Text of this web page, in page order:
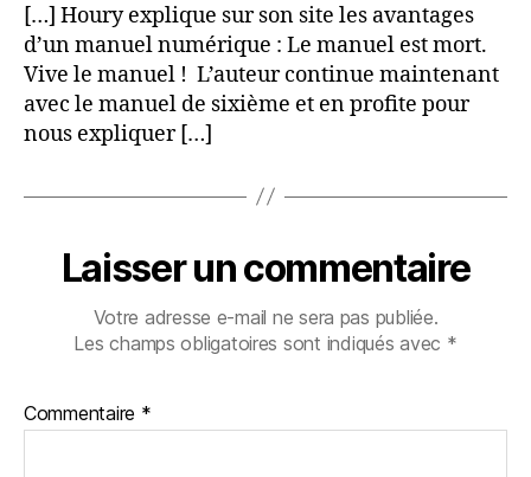
[…] Houry explique sur son site les avantages
d’un manuel numérique : Le manuel est mort.
Vive le manuel ! L’auteur continue maintenant
avec le manuel de sixième et en profite pour
nous expliquer […]
Laisser un commentaire
Votre adresse e-mail ne sera pas publiée.
Les champs obligatoires sont indiqués avec *
Commentaire *